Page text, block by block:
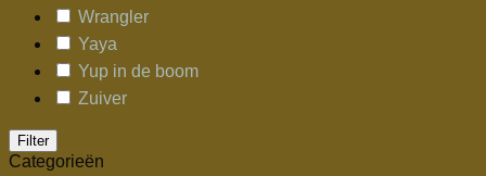
Wrangler
Yaya
Yup in de boom
Zuiver
Filter
Categorieën